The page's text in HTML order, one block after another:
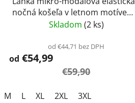
nočná košeľa v letnom motíve
Vamp 24151Skladom (2 ks)
od €44,71 bez DPH
od €54,99
€59,90
M L XL 2XL 3XL